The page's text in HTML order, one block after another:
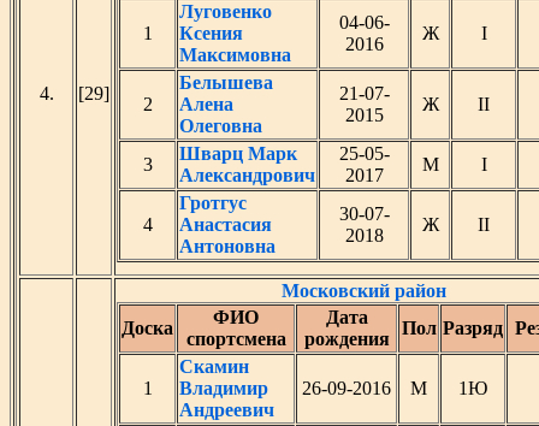
4. [29]
1
Луговенко
Ксения
Максимовна
04-06-
2016
Ж I
2
Белышева
Алена
Олеговна
21-07-
2015
Ж II
3
Шварц Марк
Александрович
25-05-
2017
М I
4
Гротгус
Анастасия
Антоновна
30-07-
2018
Ж II
Московский район
Доска
ФИО
спортсмена
Дата
рождения
Пол Разряд
1
Скамин
Владимир
Андреевич
26-09-2016 М 1Ю